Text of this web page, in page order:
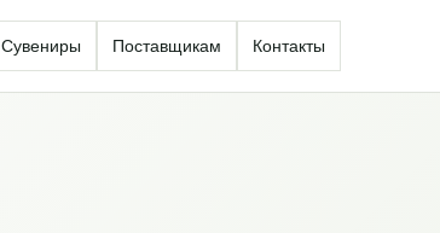
Сувениры Поставщикам Контакты